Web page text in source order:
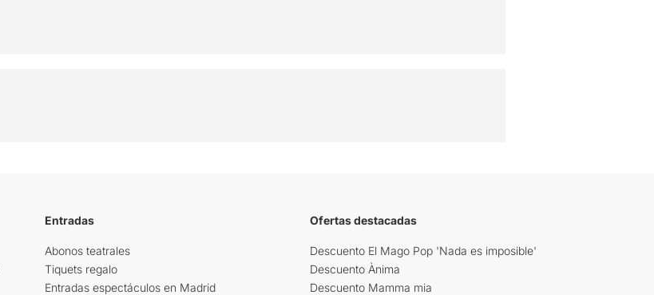
Entradas
Abonos teatrales
Tiquets regalo
Entradas espectáculos en Madrid
Ofertas destacadas
Descuento El Mago Pop 'Nada es imposible'
Descuento Ànima
Descuento Mamma mia